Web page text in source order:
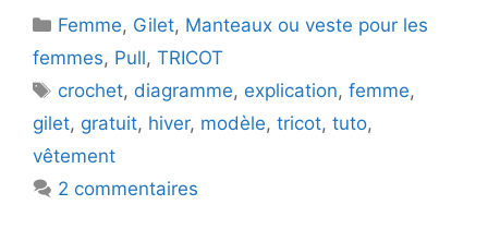
Catégories
Femme, Gilet, Manteaux ou veste pour les
femmes, Pull, TRICOT
Étiquettes
crochet, diagramme, explication,femme,
gilet, gratuit, hiver, modèle, tricot, tuto,
vêtement
2 commentaires